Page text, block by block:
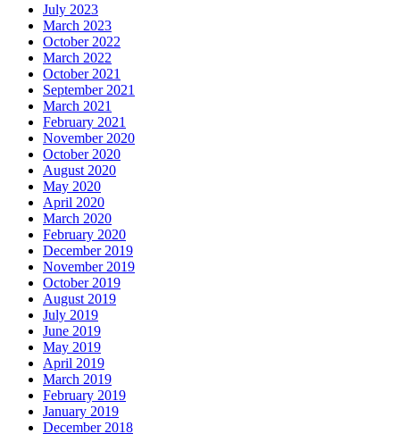
July 2023
March 2023
October 2022
March 2022
October 2021
September 2021
March 2021
February 2021
November 2020
October 2020
August 2020
May 2020
April 2020
March 2020
February 2020
December 2019
November 2019
October 2019
August 2019
July 2019
June 2019
May 2019
April 2019
March 2019
February 2019
January 2019
December 2018